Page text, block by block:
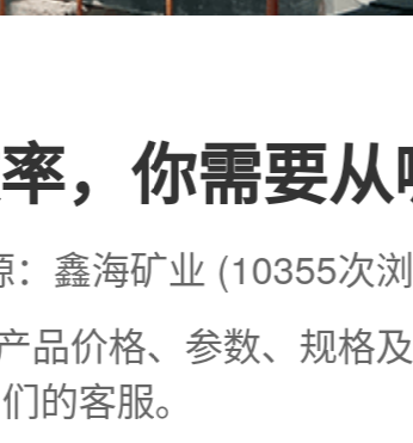
，你需要从
鑫海矿业 (10355次
品价格、参数、规格
们的客服。